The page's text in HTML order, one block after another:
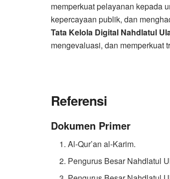
memperkuat pelayanan kepada
kepercayaan publik, dan
Tata Kelola Digital Nahdlatul
mengevaluasi, dan memperkuat
Referensi
Dokumen Primer
Al-Qur’an al-Karim.
Pengurus Besar Nahdlatul